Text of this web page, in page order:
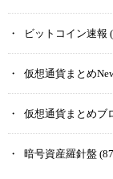
ビットコイン速報
仮想通貨まとめ
仮想通貨まとめブ
暗号資産羅針盤